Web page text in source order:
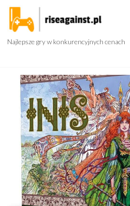
Przejdź
treści
Najlepsze gry w konkurencyjnych cenach